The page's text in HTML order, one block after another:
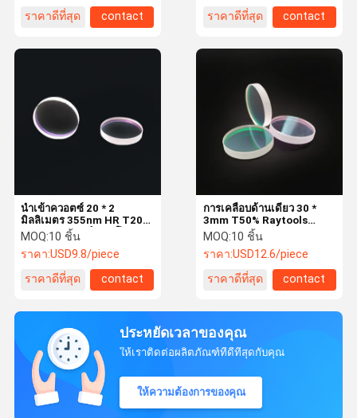
ราคาดีที่สุด
contact
ราคาดีที่สุด
contact
นำเข้าควอตซ์ 20 * 2
มิลลิเมตร 355nm HR T20%
45 องศาเลเซอร์สเปกโตรส
โคป
MOQ:10 ชิ้น
ราคา:USD9.8/piece
ราคาดีที่สุด
contact
การเคลือบด้านเดียว 30 *
3mm T50% Raytools
Glass Spectroscope
MOQ:10 ชิ้น
ราคา:USD12.6/piece
ราคาดีที่สุด
contact
ประหยัดเวลาของคุณ
ให้เราติดต่อผลิตภัณฑ์ที่ดีที่สุดกับคุณ
ให้ความต้องการของคุณ